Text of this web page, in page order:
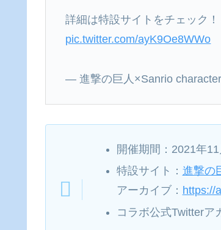
詳細は特設サイトをチェック
pic.twitter.com/ayK9Oe8WWo
— 進撃の巨人×Sanrio
開催期間：2021年
特設サイト： 進撃の
アーカイブ： https://
コラボ公式Twitterア